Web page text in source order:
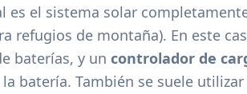
es el sistema solar
refugios de montaña). En este
baterías, y uncontrolador de
batería. También se suele